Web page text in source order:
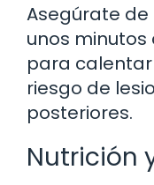
Asegúrate de
unos
para calentar
riesgo de
posteriores.
Nutrición